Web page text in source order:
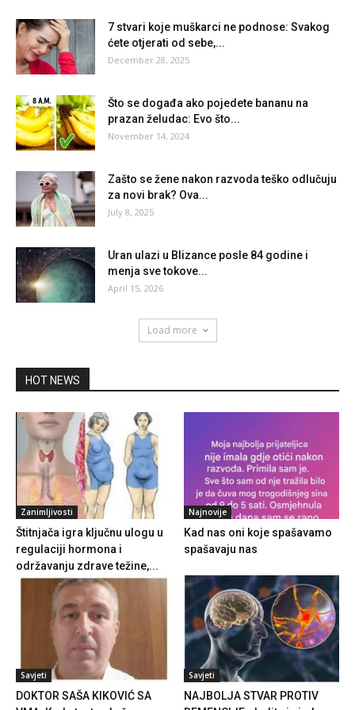
7 stvari koje muškarci ne podnose: Svakog
ćete otjerati od sebe,...
December 28, 2025
Što se događa ako pojedete bananu na
prazan želudac: Evo što...
November 14, 2024
Zašto se žene nakon razvoda teško odlučuju
za novi brak? Ova...
July 8, 2025
Uran ulazi u Blizance posle 84 godine i
menja sve tokove...
April 15, 2026
Load more
HOT NEWS
Zanimljivosti
Štitnjača igra ključnu ulogu u
regulaciji hormona i
održavanju zdrave težine,...
Najnovije
Kad nas oni koje spašavamo
spašavaju nas
Savjeti
DOKTOR SAŠA KIKOVIĆ SA
Savjeti
NAJBOLJA STVAR PROTIV